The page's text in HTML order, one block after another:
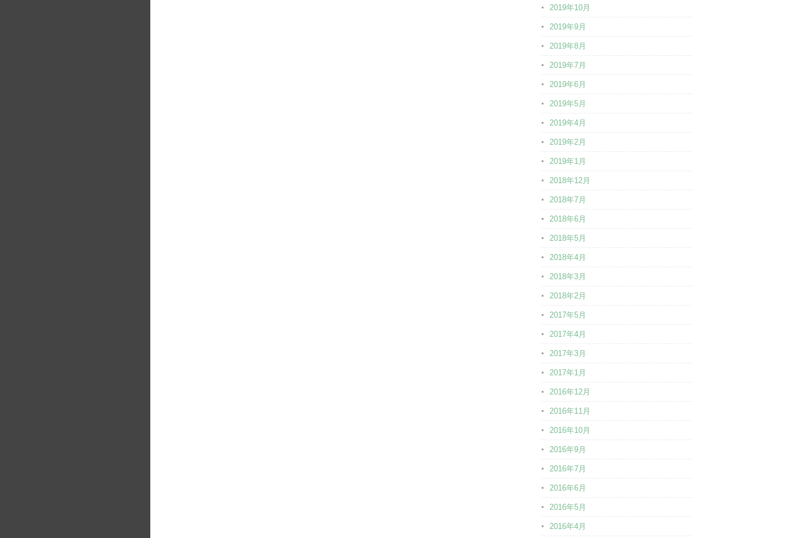
2019年10月
2019年9月
2019年8月
2019年7月
2019年6月
2019年5月
2019年4月
2019年2月
2019年1月
2018年12月
2018年7月
2018年6月
2018年5月
2018年4月
2018年3月
2018年2月
2017年5月
2017年4月
2017年3月
2017年1月
2016年12月
2016年11月
2016年10月
2016年9月
2016年7月
2016年6月
2016年5月
2016年4月